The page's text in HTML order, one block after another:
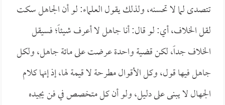
تتصدى لما لا تحسنه، ولذلك يقول العلماء: لو أن الجاهل سكت
لقل الخلاف، أي: لو قال: أنا جاهل لا أعرف شيئاً؛ فسيقل
الخلاف جداً، لكن قضية واحدة عرضت على مائة جاهل، ولكل
جاهل فيها قول، وكل الأقوال مطرحة لا قيمة لها، إذ إنها كلام
الجهال لا يبنى على دليل، ولو أن كل متخصص في فن يجيده